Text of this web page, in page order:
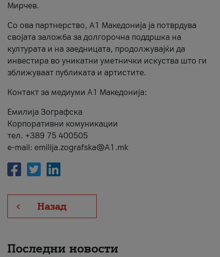
Мирчев.
Со ова партнерство, A1 Македонија ја потврдува
својата заложба за долгорочна поддршка на
културата и на заедницата, продолжувајќи да
инвестира во уникатни уметнички искуства што ги
зближуваат публиката и артистите.
Контакт за медиуми А1 Македонија:
Емилија Зографска
Корпоративни комуникации
тел. +389 75 400505
e-mail: emilija.zografska@A1.mk
Назад
Последни новости